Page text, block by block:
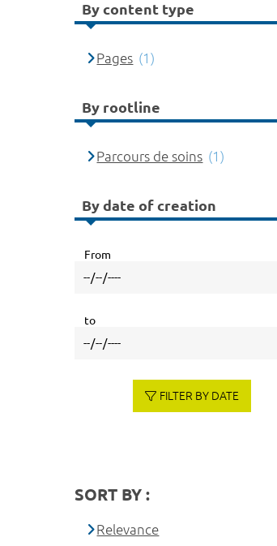
By content type
Pages (1)
By rootline
Parcours de soins (1)
By date of creation
From
to
FILTER BY DATE
SORT BY :
Relevance